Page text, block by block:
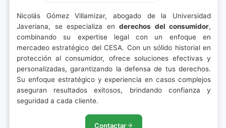
Nicolás Gómez Villamizar, abogado de la Universidad
Javeriana, se especializa en derechos del consumidor,
combinando su expertise legal con un enfoque en
mercadeo estratégico del CESA. Con un sólido historial en
protección al consumidor, ofrece soluciones efectivas y
personalizadas, garantizando la defensa de tus derechos.
Su enfoque estratégico y experiencia en casos complejos
aseguran resultados exitosos, brindando confianza y
seguridad a cada cliente.
Contactar